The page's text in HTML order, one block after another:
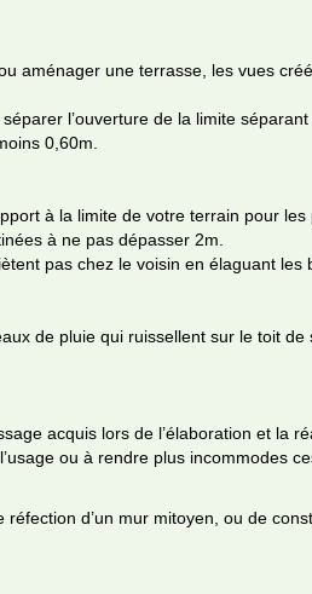
aménager une terrasse, les vues
l’ouverture de la limite
0,60m.
à la limite de votre terrain pour
à ne pas dépasser 2m.
pas chez le voisin en élaguant les
de pluie qui ruissellent sur le toit
acquis lors de l’élaboration et la
ou à rendre plus incommodes
d’un mur mitoyen, ou de